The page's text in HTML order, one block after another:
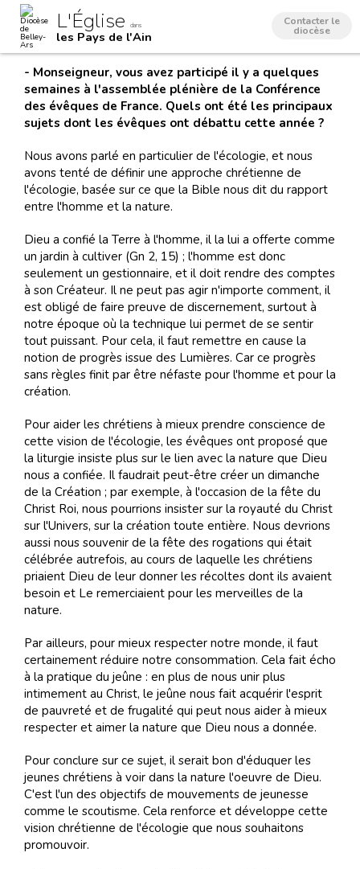
contenu.
Outils
personnels
L'Église dans
les Pays de l'Ain
Contacter le
diocèse
- Monseigneur, vous avez participé il y a quelques
semaines à l'assemblée plénière de la Conférence
des évêques de France. Quels ont été les principaux
sujets dont les évêques ont débattu cette année ?
Nous avons parlé en particulier de l'écologie, et nous
avons tenté de définir une approche chrétienne de
l'écologie, basée sur ce que la Bible nous dit du rapport
entre l'homme et la nature.
Dieu a confié la Terre à l'homme, il la lui a offerte comme
un jardin à cultiver (Gn 2, 15) ; l'homme est donc
seulement un gestionnaire, et il doit rendre des comptes
à son Créateur. Il ne peut pas agir n'importe comment, il
est obligé de faire preuve de discernement, surtout à
notre époque où la technique lui permet de se sentir
tout puissant. Pour cela, il faut remettre en cause la
notion de progrès issue des Lumières. Car ce progrès
sans règles finit par être néfaste pour l'homme et pour la
création.
Pour aider les chrétiens à mieux prendre conscience de
cette vision de l'écologie, les évêques ont proposé que
la liturgie insiste plus sur le lien avec la nature que Dieu
nous a confiée. Il faudrait peut-être créer un dimanche
de la Création ; par exemple, à l'occasion de la fête du
Christ Roi, nous pourrions insister sur la royauté du Christ
sur l'Univers, sur la création toute entière. Nous devrions
aussi nous souvenir de la fête des rogations qui était
célébrée autrefois, au cours de laquelle les chrétiens
priaient Dieu de leur donner les récoltes dont ils avaient
besoin et Le remerciaient pour les merveilles de la
nature.
Par ailleurs, pour mieux respecter notre monde, il faut
certainement réduire notre consommation. Cela fait écho
à la pratique du jeûne : en plus de nous unir plus
intimement au Christ, le jeûne nous fait acquérir l'esprit
de pauvreté et de frugalité qui peut nous aider à mieux
respecter et aimer la nature que Dieu nous a donnée.
Pour conclure sur ce sujet, il serait bon d'éduquer les
jeunes chrétiens à voir dans la nature l'oeuvre de Dieu.
C'est l'un des objectifs de mouvements de jeunesse
comme le scoutisme. Cela renforce et développe cette
vision chrétienne de l'écologie que nous souhaitons
promouvoir.